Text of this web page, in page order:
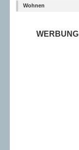
Wohnen
WERBUNG